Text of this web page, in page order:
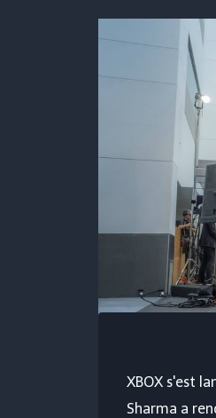
XBOX s'est
Sharma a